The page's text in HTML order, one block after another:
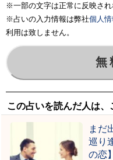
※一部の文字は正常に反映され
※占いの入力情報は弊社個人
利用は致しません。
この占いを読んだ人は
まだ
巡り
の恋